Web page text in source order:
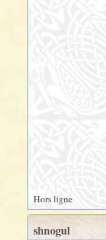
Hors ligne
shnogul